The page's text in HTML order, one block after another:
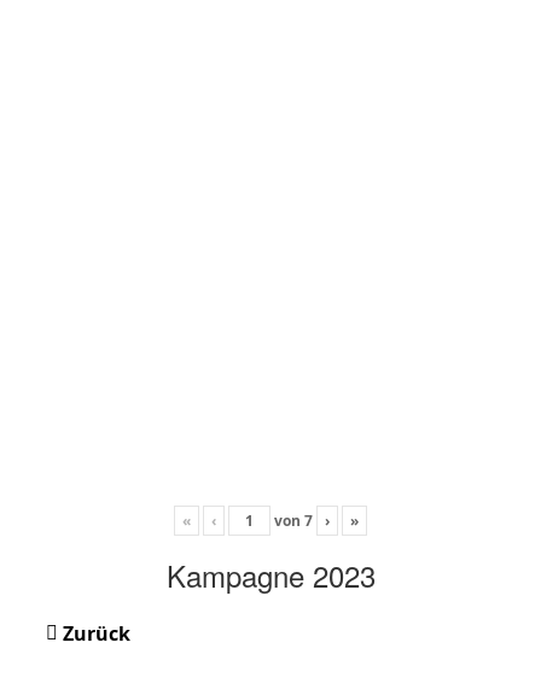
« ‹ von 7 › »
Kampagne 2023
Zurück